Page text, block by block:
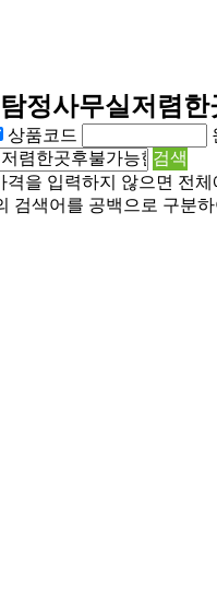
정사무실저렴
상품코드
을 입력하지 않으면 전
검색어를 공백으로 구분